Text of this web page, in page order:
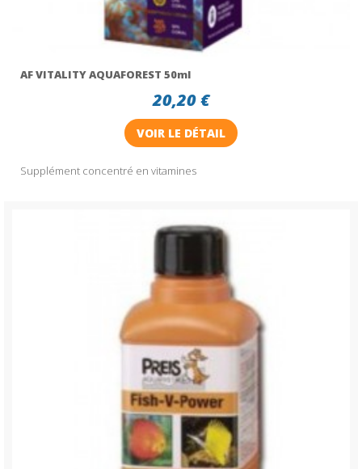
AF VITALITY AQUAFOREST 50ml
20,20 €
VOIR LE DÉTAIL
Supplément concentré en vitamines